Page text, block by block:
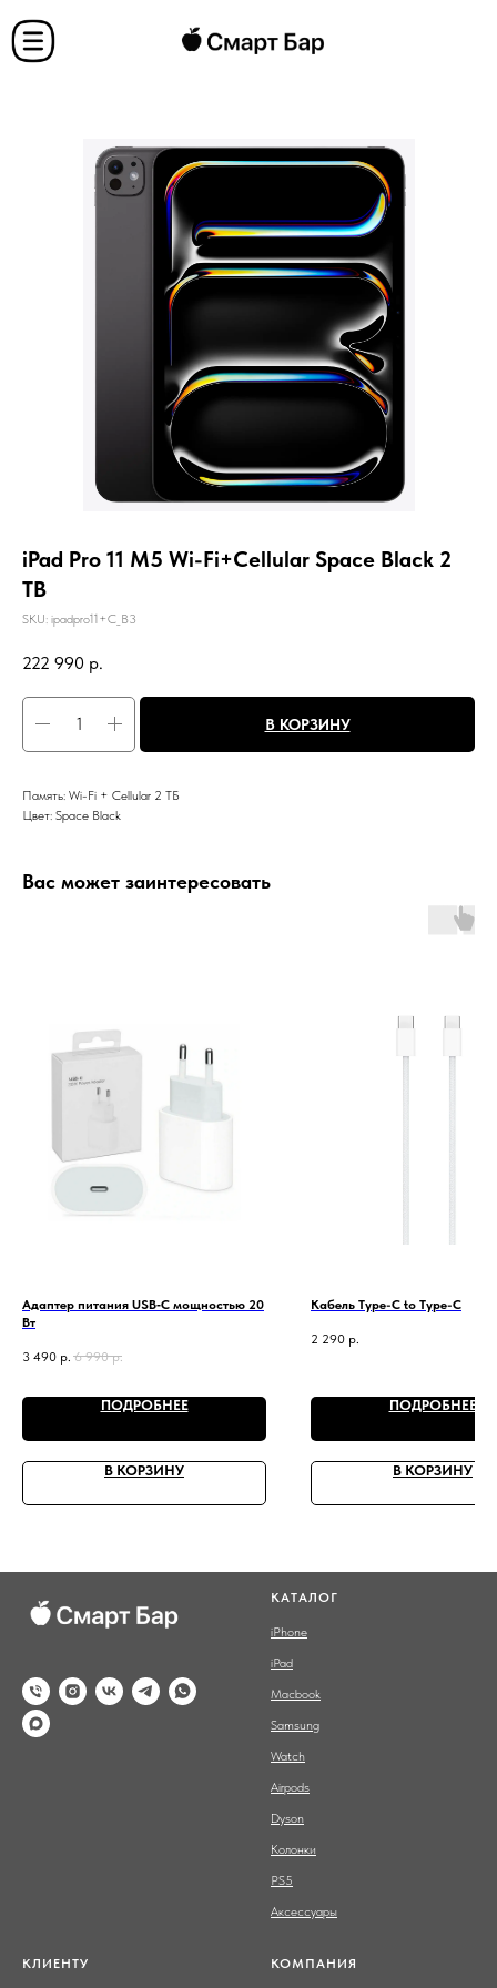
iPad Pro 11 M5 Wi-Fi+Cellular Space Black 2
TB
SKU: ipadpro11+C_B3
222 990 р.
В КОРЗИНУ
Память: Wi-Fi + Cellular 2 ТБ
Цвет: Space Black
Вас может заинтересовать
Адаптер питания USB‑C мощностью 20
Вт
3 490 р. 6 990 р.
ПОДРОБНЕЕ
В КОРЗИНУ
Кабель Type-C to Type-C
2 290 р.
ПОДРОБНЕЕ
В КОРЗИНУ
КАТАЛОГ
iPhone
iPad
Macbook
Samsung
Watch
Airpods
Dyson
Колонки
PS5
Аксессуары
КЛИЕНТУ КОМПАНИЯ